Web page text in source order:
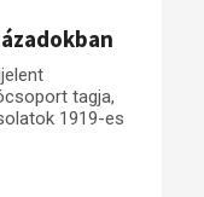
tagja,
1919-es